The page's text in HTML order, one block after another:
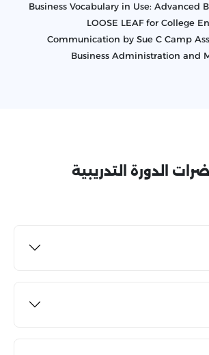
Business Vocabulary in Use: Advanced
LOOSE LEAF for College
Communication by Sue C Camp
Business Administration and
الدورة التدريبية